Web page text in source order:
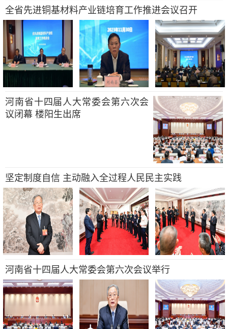
全省先进铜基材料产业链培育工作推进会议召开
河南省十四届人大常委会第六次会
议闭幕 楼阳生出席
坚定制度自信 主动融入全过程人民民主实践
河南省十四届人大常委会第六次会议举行